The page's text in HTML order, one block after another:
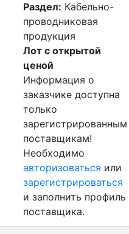
Раздел: Кабельно-
проводниковая
продукция
Лот с открытой
ценой
Информация о
заказчике доступна
только
зарегистрированным
поставщикам!
Необходимо
авторизоваться или
зарегистрироваться
и заполнить профиль
поставщика.